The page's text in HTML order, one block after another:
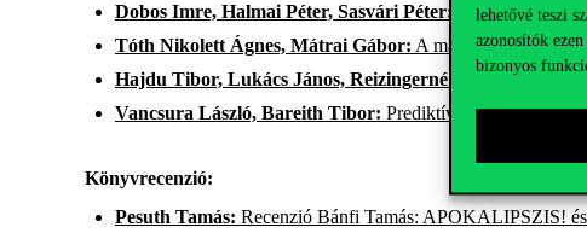
lehetővé teszi
azonosítók
bizonyos
Dobos Imre, Halmai Péter, Sasvári Péter:
A nemzetközi
Tóth Nikolett Ágnes, Mátrai Gábor: A magyar sport
Hajdu Tibor, Lukács János, Reizingerné Ducsai Anita:
Vancsura László, Bareith Tibor: Prediktív modellek
Könyvrecenzió:
Pesuth Tamás: Recenzió Bánfi Tamás: APOKALIPSZIS!